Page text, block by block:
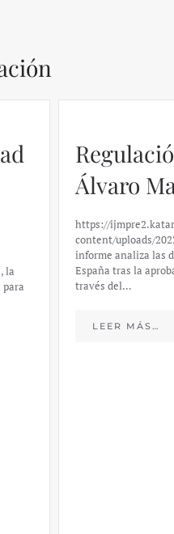
la
Álvaro
https://
content/uploads/
informe analiza las
España tras la
través del…
LEER MÁS…